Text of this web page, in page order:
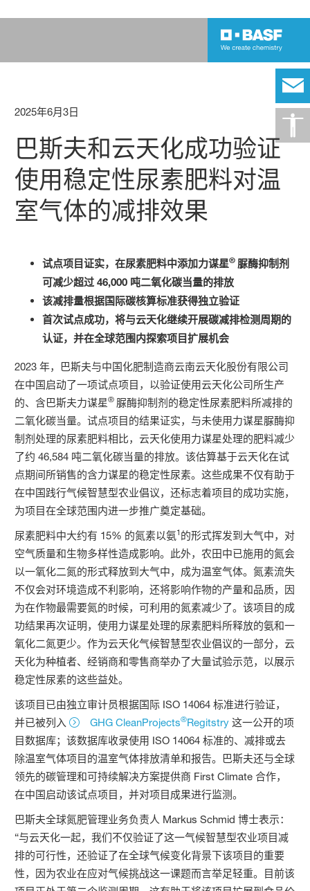
2025年6月3日
巴斯夫和云天化成功验证
使用稳定性尿素肥料对温
室气体的减排效果
试点项目证实，在尿素肥料中添加力谋星® 脲酶抑制剂
可减少超过 46,000 吨二氧化碳当量的排放
该减排量根据国际碳核算标准获得独立验证
首次试点成功，将与云天化继续开展碳减排检测周期的
认证，并在全球范围内探索项目扩展机会
2023 年，巴斯夫与中国化肥制造商云南云天化股份有限公司
在中国启动了一项试点项目，以验证使用云天化公司所生产
的、含巴斯夫力谋星® 脲酶抑制剂的稳定性尿素肥料所减排的
二氧化碳当量。试点项目的结果证实，与未使用力谋星脲酶抑
制剂处理的尿素肥料相比，云天化使用力谋星处理的肥料减少
了约 46,584 吨二氧化碳当量的排放。该估算基于云天化在试
点期间所销售的含力谋星的稳定性尿素。这些成果不仅有助于
在中国践行气候智慧型农业倡议，还标志着项目的成功实施，
为项目在全球范围内进一步推广奠定基础。
尿素肥料中大约有 15% 的氮素以氨1 的形式挥发到大气中，对
空气质量和生物多样性造成影响。此外，农田中已施用的氮会
以一氧化二氮的形式释放到大气中，成为温室气体。氮素流失
不仅会对环境造成不利影响，还将影响作物的产量和品质，因
为在作物最需要氮的时候，可利用的氮素减少了。该项目的成
功结果再次证明，使用力谋星处理的尿素肥料所释放的氨和一
氧化二氮更少。作为云天化气候智慧型农业倡议的一部分，云
天化为种植者、经销商和零售商举办了大量试验示范，以展示
稳定性尿素的这些益处。
该项目已由独立审计员根据国际 ISO 14064 标准进行验证，
并已被列入
GHG CleanProjects®Regitstry 这一公开的项
目数据库；该数据库收录使用 ISO 14064 标准的、减排或去
除温室气体项目的温室气体排放清单和报告。巴斯夫还与全球
领先的碳管理和可持续解决方案提供商 First Climate 合作，
在中国启动该试点项目，并对项目成果进行监测。
巴斯夫全球氮肥管理业务负责人 Markus Schmid 博士表示：
“与云天化一起，我们不仅验证了这一气候智慧型农业项目减
排的可行性，还验证了在全球气候变化背景下该项目的重要
性，因为农业在应对气候挑战这一课题而言举足轻重。目前该